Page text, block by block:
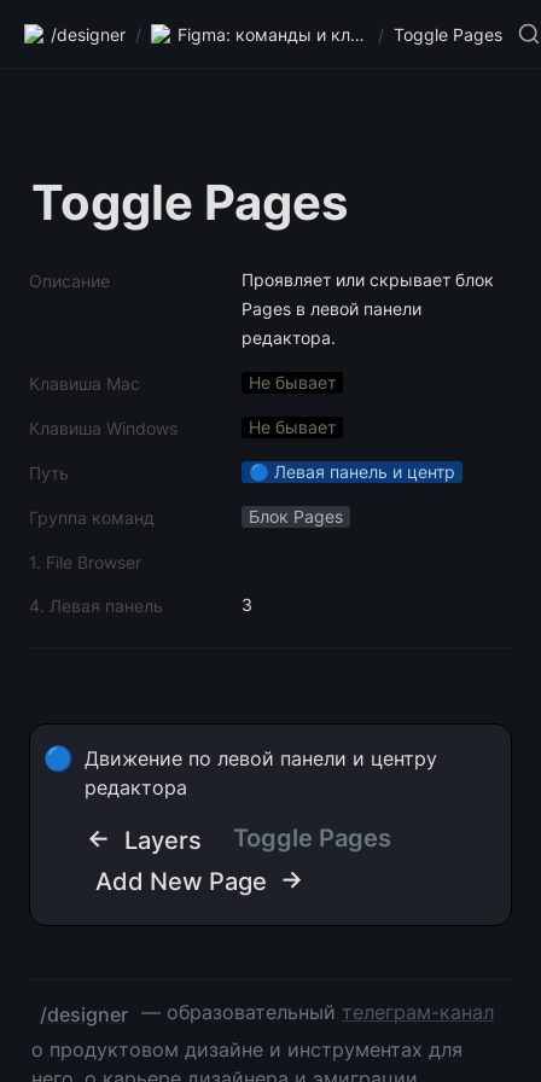
/designer / Figma: команды и клавиши / Toggle Pages
Toggle Pages
Описание
Проявляет или скрывает блок
Pages в левой панели
редактора.
Клавиша Mac Не бывает
Клавиша Windows Не бывает
Путь 🔵 Левая панель и центр
Группа команд Блок Pages
1. File Browser
4. Левая панель 3
🔵 Движение по левой панели и центру
редактора
← Layers
Toggle Pages
Add New Page →
/designer — образовательный телеграм-канал
о продуктовом дизайне и инструментах для